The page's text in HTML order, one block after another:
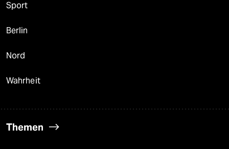
Sport
Berlin
Nord
Wahrheit
Themen